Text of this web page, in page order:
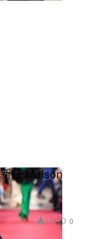
任 Maison
221 0